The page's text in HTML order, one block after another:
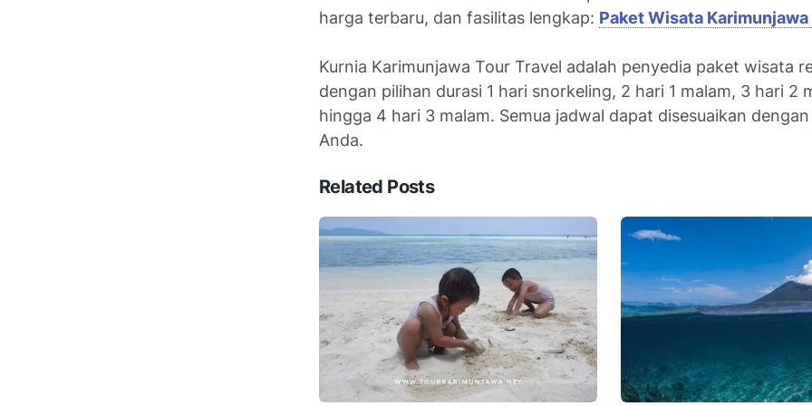
harga terbaru, dan fasilitas lengkap: Paket Wisata
Kurnia Karimunjawa Tour Travel adalah penyedia paket wisata
dengan pilihan durasi 1 hari snorkeling, 2 hari 1 malam, 3 hari 2
hingga 4 hari 3 malam. Semua jadwal dapat disesuaikan
Anda.
Related Posts